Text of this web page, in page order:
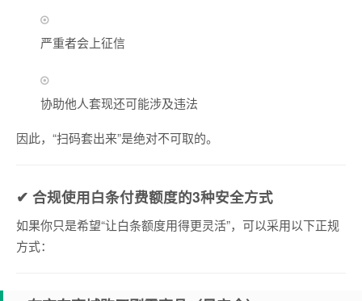
严重者会上征信
协助他人套现还可能涉及违法
因此，“扫码套出来”是绝对不可取的。
✔ 合规使用白条付费额度的3种安全方式
如果你只是希望“让白条额度用得更灵活”，可以采用以下正规
方式：